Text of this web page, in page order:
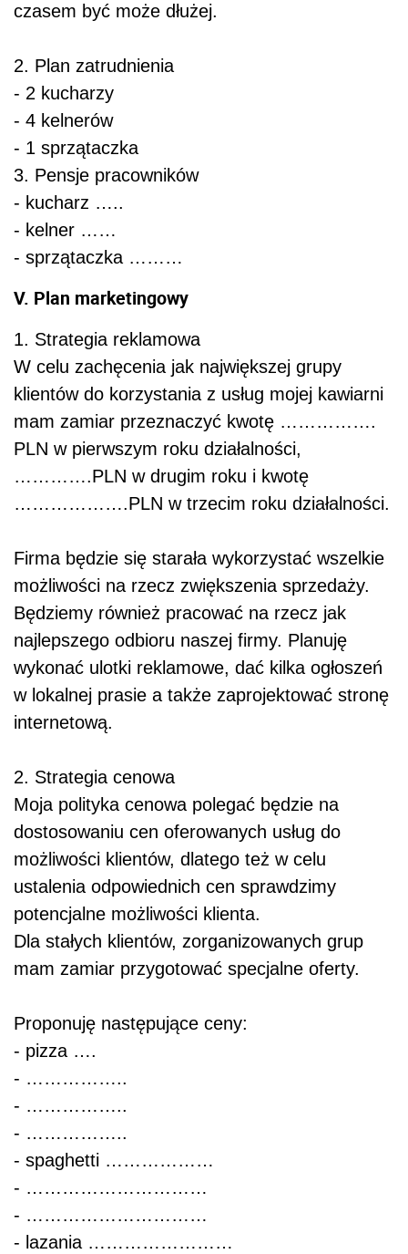
czasem być może dłużej.
2. Plan zatrudnienia
- 2 kucharzy
- 4 kelnerów
- 1 sprzątaczka
3. Pensje pracowników
- kucharz …..
- kelner ……
- sprzątaczka ………
V. Plan marketingowy
1. Strategia reklamowa
W celu zachęcenia jak największej grupy
klientów do korzystania z usług mojej kawiarni
mam zamiar przeznaczyć kwotę …………….
PLN w pierwszym roku działalności,
………….PLN w drugim roku i kwotę
……………….PLN w trzecim roku działalności.
Firma będzie się starała wykorzystać wszelkie
możliwości na rzecz zwiększenia sprzedaży.
Będziemy również pracować na rzecz jak
najlepszego odbioru naszej firmy. Planuję
wykonać ulotki reklamowe, dać kilka ogłoszeń
w lokalnej prasie a także zaprojektować stronę
internetową.
2. Strategia cenowa
Moja polityka cenowa polegać będzie na
dostosowaniu cen oferowanych usług do
możliwości klientów, dlatego też w celu
ustalenia odpowiednich cen sprawdzimy
potencjalne możliwości klienta.
Dla stałych klientów, zorganizowanych grup
mam zamiar przygotować specjalne oferty.
Proponuję następujące ceny:
- pizza ….
- ……………..
- ……………..
- ……………..
- spaghetti ………………
- …………………………
- …………………………
- lazania ……………………